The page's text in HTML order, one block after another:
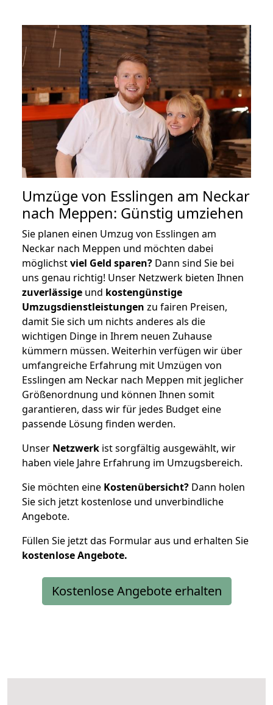
Umzüge von Esslingen am Neckar
nach Meppen: Günstig umziehen
Sie planen einen Umzug von Esslingen am
Neckar nach Meppen und möchten dabei
möglichstviel Geld sparen? Dann sind Sie bei
uns genau richtig! Unser Netzwerk bieten Ihnen
zuverlässige und kostengünstige
Umzugsdienstleistungen zu fairen Preisen,
damit Sie sich um nichts anderes als die
wichtigen Dinge in Ihrem neuen Zuhause
kümmern müssen. Weiterhin verfügen wir über
umfangreiche Erfahrung mit Umzügen von
Esslingen am Neckar nach Meppen mit jeglicher
Größenordnung und können Ihnen somit
garantieren, dass wir für jedes Budget eine
passende Lösung finden werden.
Unser Netzwerk ist sorgfältig ausgewählt, wir
haben viele Jahre Erfahrung im Umzugsbereich.
Sie möchten eine Kostenübersicht? Dann holen
Sie sich jetzt kostenlose und unverbindliche
Angebote.
Füllen Sie jetzt das Formular aus und erhalten Sie
kostenloseAngebote.
Kostenlose Angebote erhalten